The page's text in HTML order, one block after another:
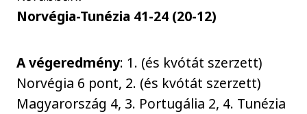
Norvégia-Tunézia 41-24 (20-12)
A végeredmény: 1. (és kvótát szerzett)
Norvégia 6 pont, 2. (és kvótát szerzett)
Magyarország 4, 3. Portugália 2, 4. Tunézia